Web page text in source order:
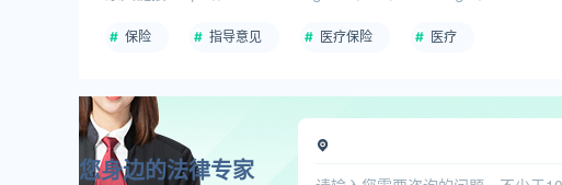
保险 指导意见 医疗保险 医疗
您身边的法律专家